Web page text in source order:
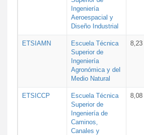
Ingeniería
Aeroespacial y
Diseño Industrial
ETSIAMN
Escuela Técnica
Superior de
Ingeniería
Agronómica y del
Medio Natural
8,23
ETSICCP
Escuela Técnica
Superior de
Ingeniería de
Caminos,
Canales y
8,08